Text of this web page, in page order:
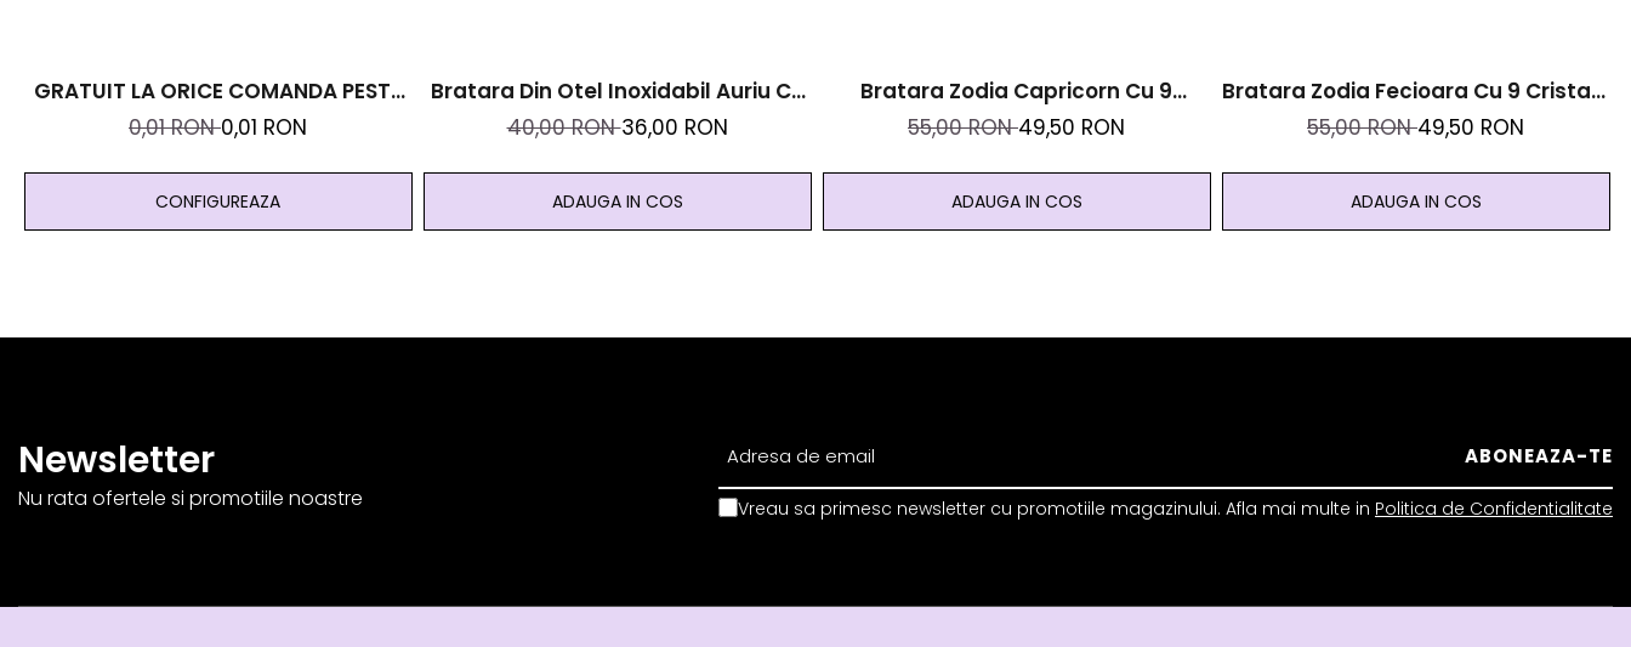
GRATUIT LA ORICE COMANDA PESTE
99 RON - Cutie Personalizata Cadou
0,01 RON0,01 RON
CONFIGUREAZA
Bratara Din Otel Inoxidabil Auriu Cu
Cristale Naturale De Pirita -
40,00 RON36,00 RON
ADAUGA IN COS
Bratara Zodia Capricorn Cu 9
Cristale Naturale Si Otel Inoxidabil
55,00 RON49,50 RON
ADAUGA IN COS
Bratara Zodia Fecioara Cu 9 Cristale
Naturale Si Otel Inoxidabil Auriu
55,00 RON49,50 RON
ADAUGA IN COS
Newsletter
Nu rata ofertele si promotiile noastre Vreau sa primesc newsletter cu promotiile magazinului. Afla mai multe in Politica de Confidentialitate